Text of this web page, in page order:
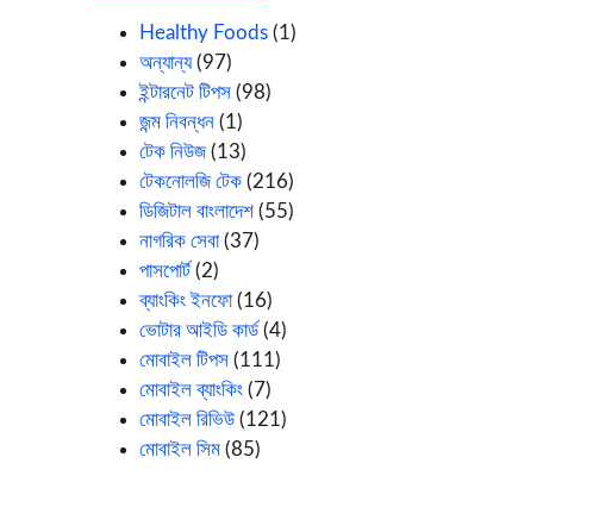
Healthy Foods (1)
অন্যান্য(97)
ইন্টারনেট টিপস (98)
জন্ম নিবন্ধন (1)
টেক নিউজ(13)
টেকনোলজি টেক (216)
ডিজিটাল বাংলাদেশ (55)
নাগরিক সেবা(37)
পাসপোর্ট (2)
ব্যাংকিং ইনফো(16)
ভোটার আইডি কার্ড (4)
মোবাইল টিপস (111)
মোবাইল ব্যাংকিং (7)
মোবাইল রিভিউ (121)
মোবাইল সিম (85)